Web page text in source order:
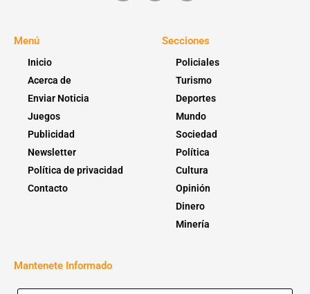
Menú
Inicio
Acerca de
Enviar Noticia
Juegos
Publicidad
Newsletter
Política de privacidad
Contacto
Secciones
Policiales
Turismo
Deportes
Mundo
Sociedad
Política
Cultura
Opinión
Dinero
Minería
Mantenete Informado